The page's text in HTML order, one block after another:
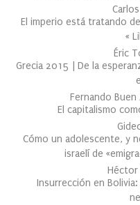
El imperio está tratando
«
Éric
Grecia 2015 | De la
Fernando Buen
El capitalismo
Cómo un adolescente, y
israelí de
Héctor
Insurrección en